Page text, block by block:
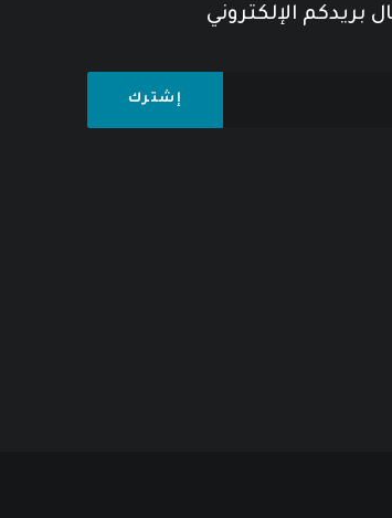
بريدكم الإلكتروني